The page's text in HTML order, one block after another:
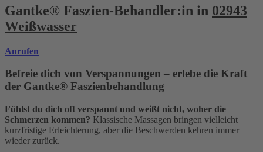
Gantke® Faszien-Behandler:in in 02943
Weißwasser
Anrufen
Befreie dich von Verspannungen – erlebe die Kraft
der Gantke® Faszienbehandlung
Fühlst du dich oft verspannt und weißt nicht, woher die
Schmerzen kommen? Klassische Massagen bringen vielleicht
kurzfristige Erleichterung, aber die Beschwerden kehren immer
wieder zurück.